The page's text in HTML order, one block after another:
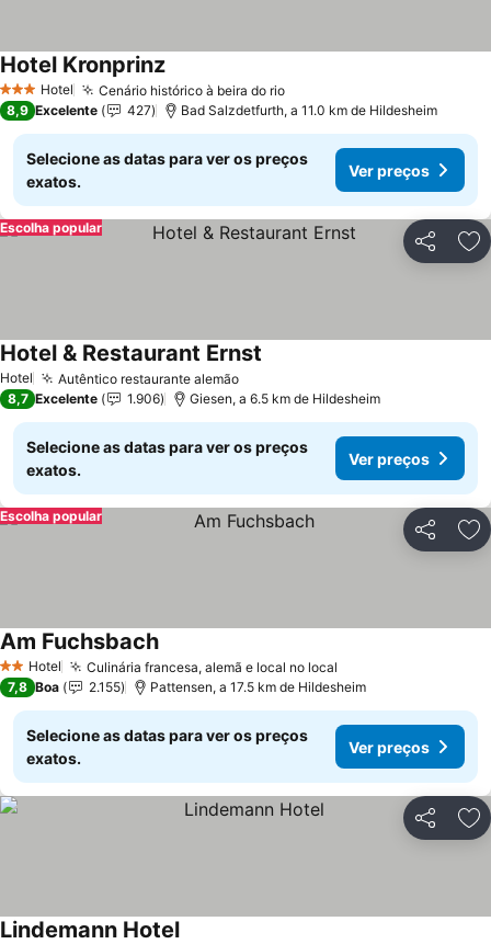
3 EstrelasHotel Cenário histórico à beira do rio
Hotel Kronprinz
8,9 Excelente 427 Bad Salzdetfurth, a 11.0 km de Hildesheim
Selecione as datas para ver os preços
exatos.
Ver preços
Partilhar
Escolha popular
Hotel Autêntico restaurante alemão
Hotel & Restaurant Ernst
8,7 Excelente 1.906 Giesen, a 6.5 km de Hildesheim
Selecione as datas para ver os preços
exatos.
Ver preços
Partilhar
Escolha popular
2 Estrelas
Hotel Culinária francesa, alemã e local no local
Am Fuchsbach
7,8 Boa 2.155 Pattensen, a 17.5 km de Hildesheim
Selecione as datas para ver os preços
exatos.
Ver preços
Partilhar
Lindemann Hotel